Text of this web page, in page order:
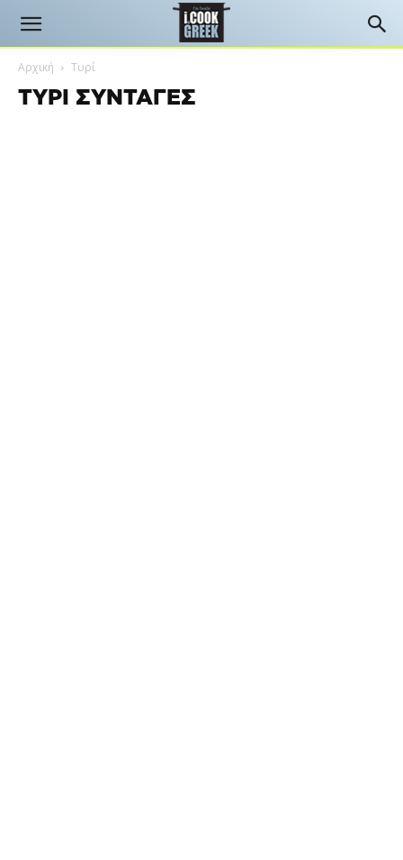
Αρχική Τυρί
ΤΥΡΊ ΣΥΝΤΑΓΈΣ